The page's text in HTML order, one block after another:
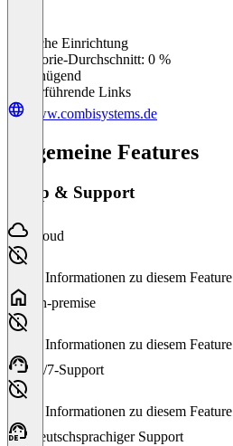
Einfache Einrichtung
Kategorie-Durchschnitt: 0 %
Ungenügend
Weiterführende Links
www.combisystems.de
Allgemeine Features
Setup & Support
Cloud
Keine Informationen zu diesem Feature
On-premise
Keine Informationen zu diesem Feature
24/7-Support
Keine Informationen zu diesem Feature
Deutschsprachiger Support